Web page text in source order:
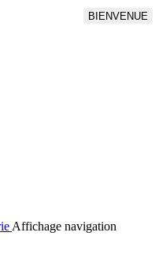
BIENVENUE
Affichage navigation